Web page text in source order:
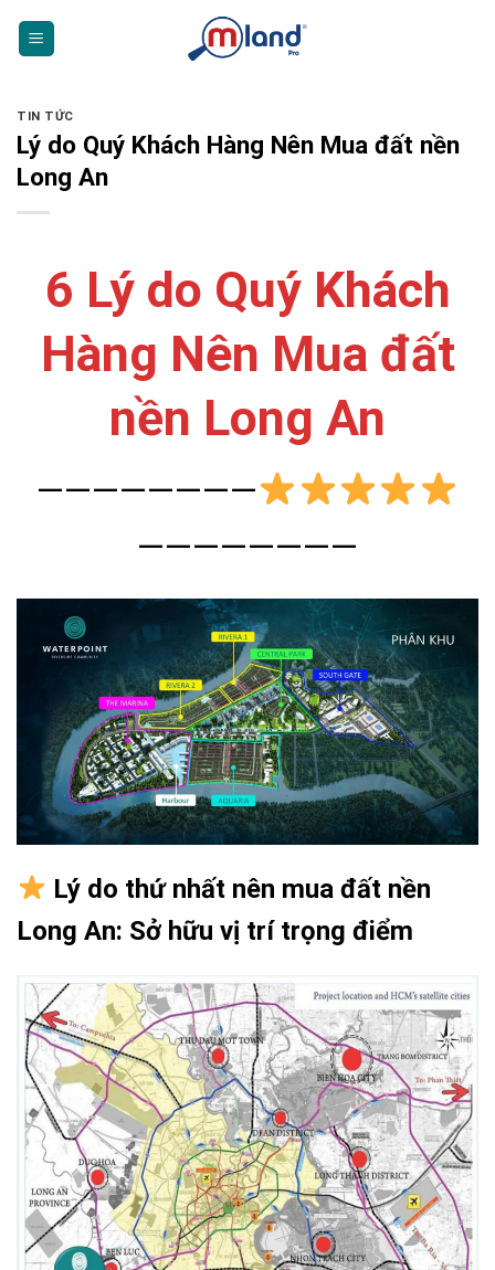
TIN TỨC
Lý do Quý Khách Hàng Nên Mua đất nền
Long An
6 Lý do Quý Khách
Hàng Nên Mua đất
nền Long An
————————
————————
Lý do thứ nhất nên mua đất nền
Long An: Sở hữu vị trí trọng điểm